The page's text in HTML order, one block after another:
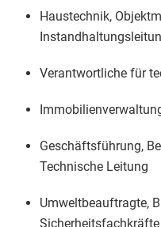
Haustechnik,
Verantwortliche für
Geschäftsführung,
Technische Leitung
Umweltbeauftragte,
Sicherheitsfachkräfte